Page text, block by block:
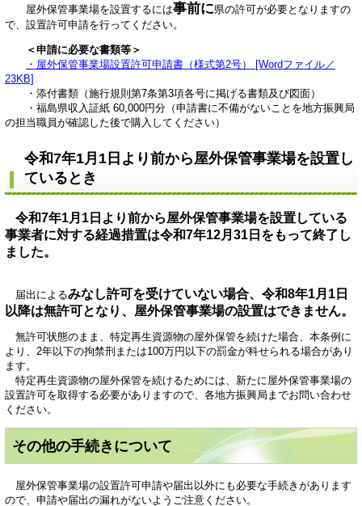
屋外保管事業場を設置するには事前に県の許可が必要となりますの
で、設置許可申請を行ってください。
＜申請に必要な書類等＞
・屋外保管事業場設置許可申請書（様式第2号） [Wordファイル／
23KB]
・添付書類（施行規則第7条第3項各号に掲げる書類及び図面）
・福島県収入証紙 60,000円分（申請書に不備がないことを地方振興局
の担当職員が確認した後で購入してください）
令和7年1月1日より前から屋外保管事業場を設置し
ているとき
令和7年1月1日より前から屋外保管事業場を設置している
事業者に対する経過措置は令和7年12月31日をもって終了し
ました。
届出によるみなし許可を受けていない場合、令和8年1月1日
以降は無許可となり、屋外保管事業場の設置はできません。
無許可状態のまま、特定再生資源物の屋外保管を続けた場合、本条例に
より、2年以下の拘禁刑または100万円以下の罰金が科せられる場合があり
ます。
特定再生資源物の屋外保管を続けるためには、新たに屋外保管事業場の
設置許可を取得する必要がありますので、各地方振興局までお問い合わせ
ください。
その他の手続きについて
屋外保管事業場の設置許可申請や届出以外にも必要な手続きがあります
ので、申請や届出の漏れがないようご注意ください。